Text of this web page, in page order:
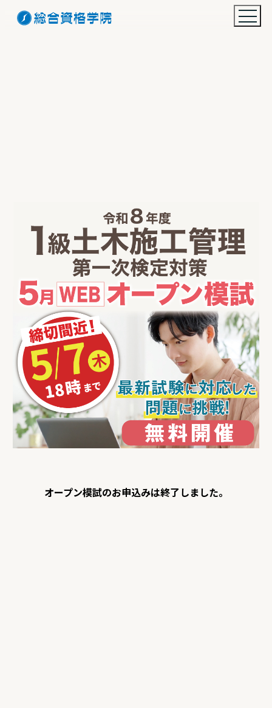
オープン模試のお申込みは終了しました。